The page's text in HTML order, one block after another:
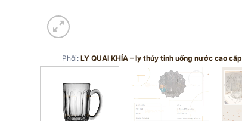
Phôi: LY QUAI KHÍA – ly thủy tinh uống nước cao cấp